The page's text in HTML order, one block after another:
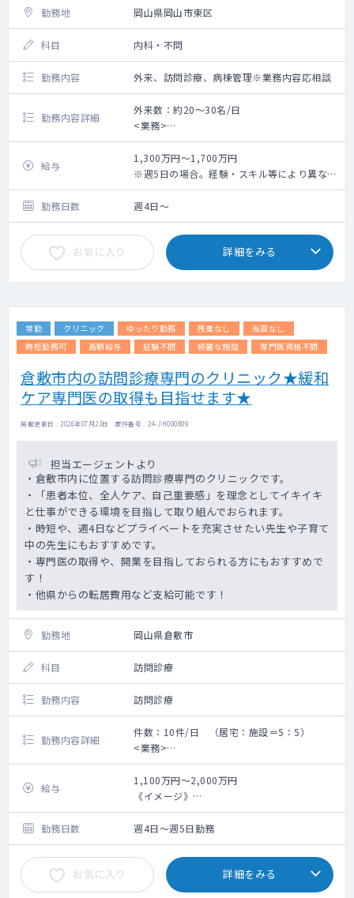
勤務地 岡山県岡山市東区
科目 内科・不問
勤務内容 外来、訪問診療、病棟管理※業務内容応相談
勤務内容詳細
外来数：約20～30名/日
<業務>
■外来 ：担当コマ数 2コマ程度/週、外
来数 100人/日※週1コマでも相談可
■病棟 ：受け持ち患者数 40人程度（相
談により決定）
■訪問診療：ご希望いただける場合はご相談
の上お願いしたい意向です。
体制：看護師との2名体制（運転は看護師にお
任せいただくこともできます）
往診先：施設中心
往診先は病院を起点に車で5分～30分圏内の
☆訪問診療未経験の先生でもサポートいたし
ます！
■設備 ：CT室、心電図、内視鏡
■当直 ：1名体制 手当4万円/回
給与
1,300万円～1,700万円
※週5日の場合。経験・スキル等により異なり
ます。（面接後に最終提示）
勤務日数
週4日～
お気に入り 詳細をみる
常勤 クリニック ゆったり勤務 残業なし
当直なし
時短勤務可
高額給与 経験不問 綺麗な施設 専門医資格不問
倉敷市内の訪問診療専門のクリニック★緩和
ケア専門医の取得も目指せます★
掲載更新日 : 2026年07月23日 案件番号 : 24-JH000809
担当エージェントより
・倉敷市内に位置する訪問診療専門のクリニックです。
・「患者本位、全人ケア、自己重要感」を理念としてイキイキ
と仕事ができる環境を目指して取り組んでおられます。
・時短や、週4日などプライベートを充実させたい先生や子育て
中の先生にもおすすめです。
・専門医の取得や、開業を目指しておられる方にもおすすめで
す！
・他県からの転居費用など支給可能です！
勤務地 岡山県倉敷市
科目 訪問診療
勤務内容 訪問診療
勤務内容詳細
件数：10件/日 （居宅：施設＝5：5）
<業務>
■外来 ：なし
■担当患者 ：応相談
■訪問診療 ：10件/1日あたり
■オンコール：応相談（月6回以上 平日4
日、土日2日）
※日中の診療を充実させているため、夜間
の緊急往診の頻度は低いです。
■訪問体制：医師1名＋看護師1名＋ドライバ
ー
給与
1,100万円～2,000万円
《イメージ》
【オンコールなし】（週5）基本年収1,700万
円～／（週4日）1,360万円～
【オンコールあり】※手当込※ （週5）基本
年収1,890万円～／（週4日）1,550万円～
※ご経験やオンコール頻度により変動致しま
す。
勤務日数 週4日～週5日勤務
お気に入り 詳細をみる